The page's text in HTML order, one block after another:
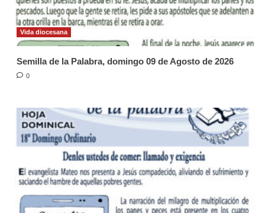
Vida diocesana
Semilla de la Palabra, domingo 09 de Agosto de 2026
0